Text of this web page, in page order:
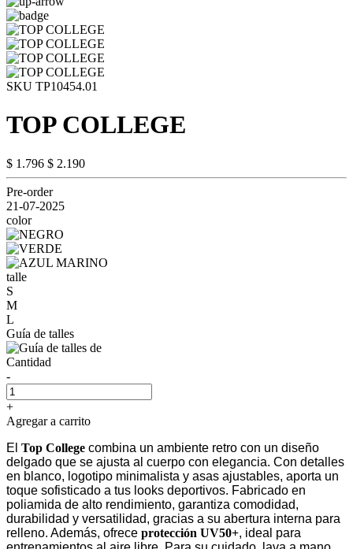
SKU TP10454.01
TOP COLLEGE
$ 1.796 $ 2.190
Pre-order
21-07-2025
color
talle
S
M
L
Guía de talles
Cantidad
-
+
Agregar a carrito
El Top College combina un ambiente retro con un diseño
delgado que se ajusta al cuerpo con elegancia. Con detalles
en blanco, logotipo minimalista y asas ajustables, aporta un
toque sofisticado a tus looks deportivos. Fabricado en
poliamida de alto rendimiento, garantiza comodidad,
durabilidad y versatilidad, gracias a su abertura interna para
relleno. Además, ofrece protección UV50+, ideal para